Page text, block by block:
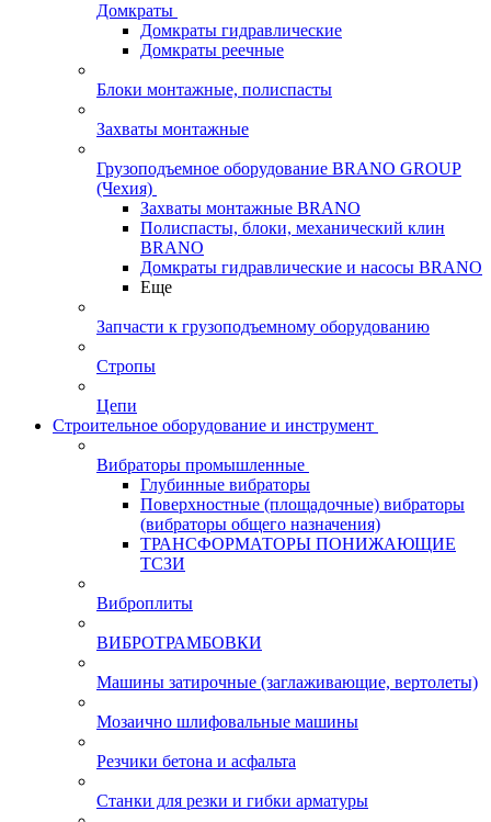
Домкраты
Домкраты гидравлические
Домкраты реечные
Блоки монтажные, полиспасты
Захваты монтажные
Грузоподъемное оборудование BRANO GROUP
(Чехия)
Захваты монтажные BRANO
Полиспасты, блоки, механический клин
BRANO
Домкраты гидравлические и насосы BRANO
Еще
Запчасти к грузоподъемному оборудованию
Стропы
Цепи
Строительное оборудование и инструмент
Вибраторы промышленные
Глубинные вибраторы
Поверхностные (площадочные) вибраторы
(вибраторы общего назначения)
ТРАНСФОРМАТОРЫ ПОНИЖАЮЩИЕ
ТСЗИ
Виброплиты
ВИБРОТРАМБОВКИ
Машины затирочные (заглаживающие, вертолеты)
Мозаично шлифовальные машины
Резчики бетона и асфальта
Станки для резки и гибки арматуры